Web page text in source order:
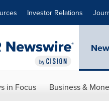
Investor Relations
in Focus Business &